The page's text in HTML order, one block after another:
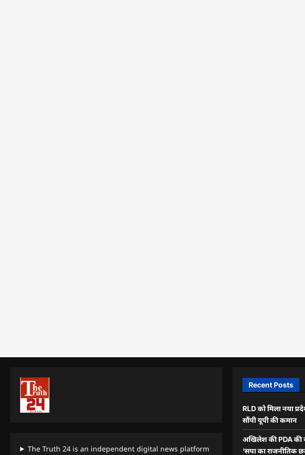
The Truth 24 is an independent digital news platform
Recent Posts
RLD को मिला नया
सौंपी यूपी की कमान
अखिलेश की PDA की
‘सपा का राजनीतिक